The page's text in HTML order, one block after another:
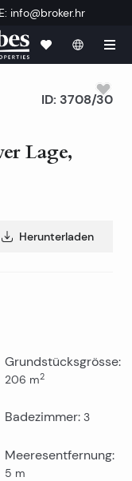
E: info@broker.hr
Lage,
ID: 3708/30
Herunterladen
Grundstücksgrösse:
206 m2
Badezimmer: 3
Meeresentfernung:
5 m